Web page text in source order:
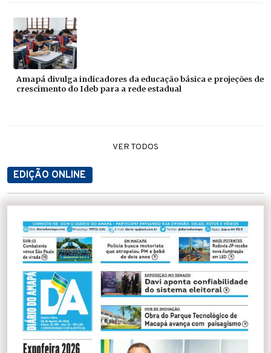
Amapá divulga indicadores da educação básica e projeções de
crescimento do Ideb para a rede estadual
VER TODOS
EDIÇÃO ONLINE